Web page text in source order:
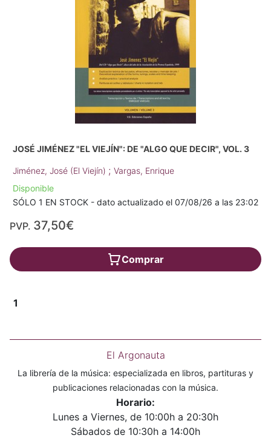
JOSÉ JIMÉNEZ "EL VIEJÍN": DE "ALGO QUE DECIR", VOL. 3
Jiménez, José (El Viejín) ; Vargas, Enrique
Disponible
SÓLO 1 EN STOCK - dato actualizado el 07/08/26 a las 23:02
PVP. 37,50€
Comprar
1
El Argonauta
La librería de la música: especializada en libros, partituras y
publicaciones relacionadas con la música.
Horario:
Lunes a Viernes, de 10:00h a 20:30h
Sábados de 10:30h a 14:00h